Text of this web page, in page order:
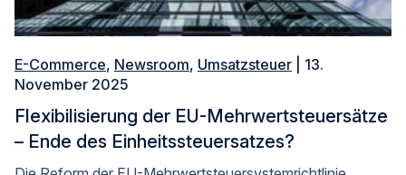
E-Commerce, Newsroom, Umsatzsteuer | 13.
November 2025
Flexibilisierung der EU-Mehrwertsteuersätze
– Ende des Einheitssteuersatzes?